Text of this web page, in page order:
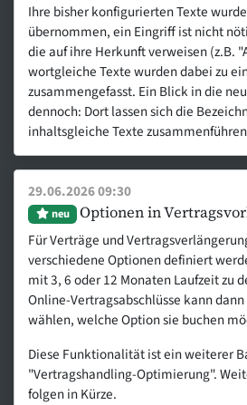
Ihre bisher konfigurierten Texte
übernommen, ein Eingriff ist nicht
die auf ihre Herkunft verweisen (z.B.
wortgleiche Texte wurden dabei zu
zusammengefasst. Ein Blick in die
dennoch: Dort lassen sich die
inhaltsgleiche Texte
29.06.2026 09:30
neu Optionen in
Für Verträge und
verschiedene Optionen definiert
mit 3, 6 oder 12 Monaten Laufzeit zu
Online-Vertragsabschlüsse kann
wählen, welche Option sie buchen
Diese Funktionalität ist ein weiterer
"Vertragshandling-Optimierung".
folgen in Kürze.